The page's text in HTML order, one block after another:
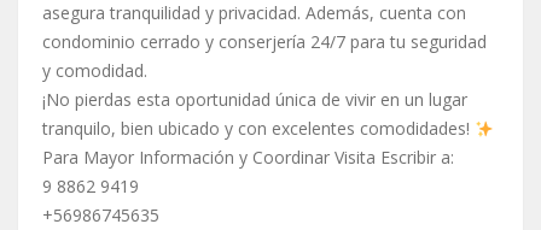
asegura tranquilidad y privacidad. Además, cuenta con
condominio cerrado y conserjería 24/7 para tu seguridad
y comodidad.
¡No pierdas esta oportunidad única de vivir en un lugar
tranquilo, bien ubicado y con excelentes comodidades!
Para Mayor Información y Coordinar Visita Escribir a:
9 8862 9419
+56986745635